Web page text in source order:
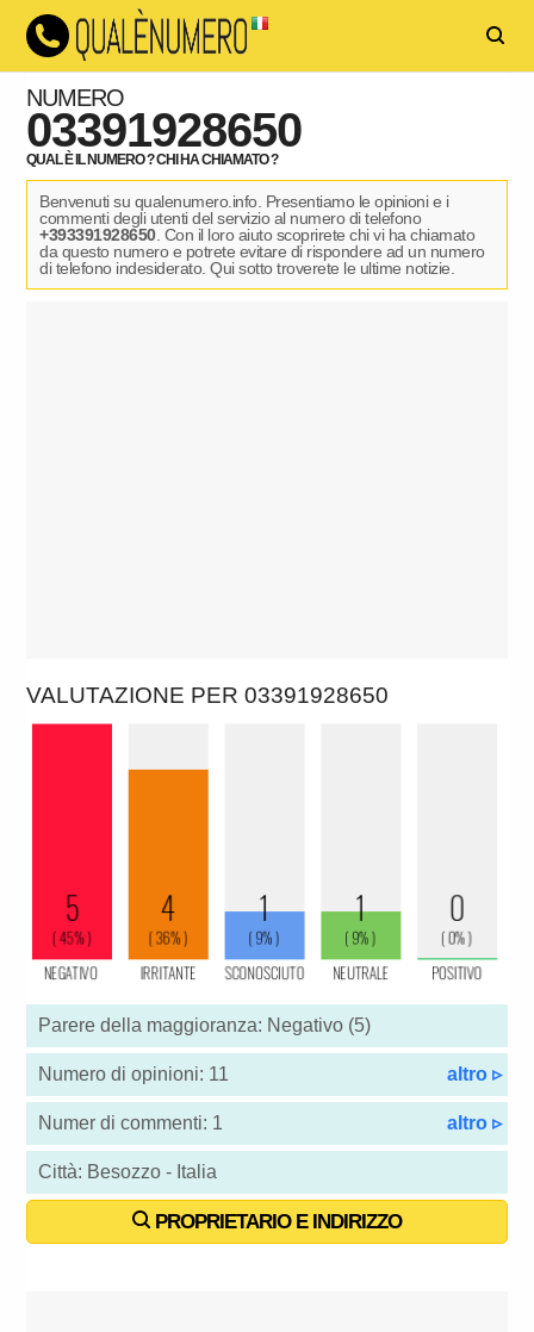
NUMERO
03391928650
QUAL È IL NUMERO ? CHI HA CHIAMATO ?
Benvenuti su qualenumero.info. Presentiamo le opinioni e i
commenti degli utenti del servizio al numero di telefono
+393391928650. Con il loro aiuto scoprirete chi vi ha chiamato
da questo numero e potrete evitare di rispondere ad un numero
di telefono indesiderato. Qui sotto troverete le ultime notizie.
VALUTAZIONE PER 03391928650
Parere della maggioranza: Negativo (5)
Numero di opinioni: 11 altro ▹
Numer di commenti: 1 altro ▹
Città: Besozzo - Italia
PROPRIETARIO E INDIRIZZO